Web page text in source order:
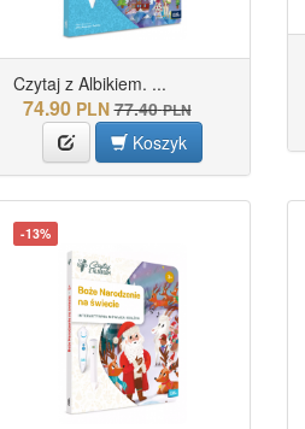
Czytaj z Albikiem. ...
74.90 PLN 77.40 PLN
Koszyk
-13%